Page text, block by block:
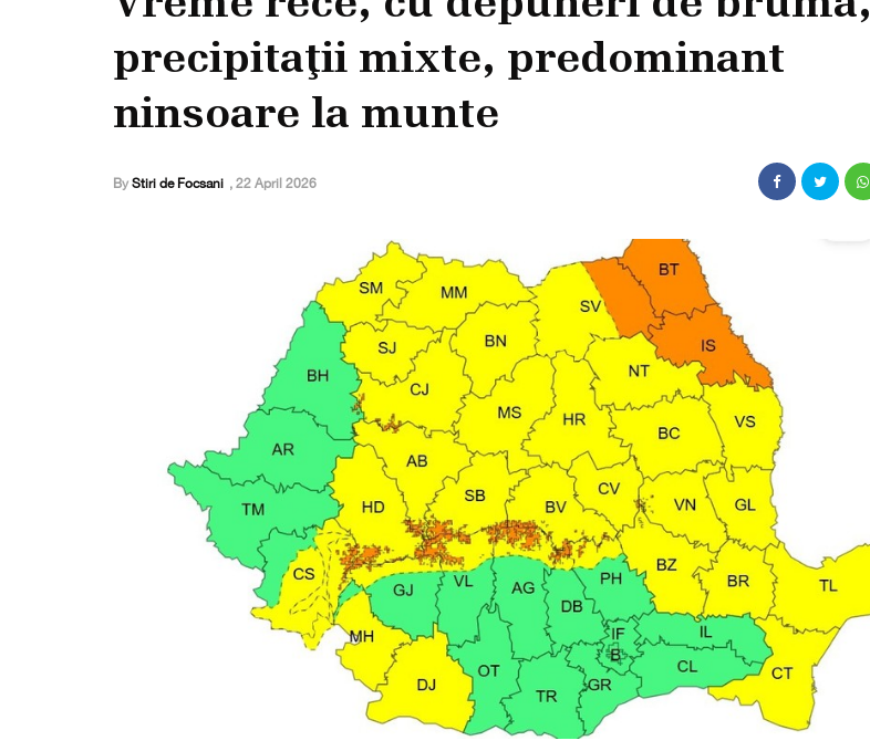
precipitaţii mixte, predominant
ninsoare la munte
By Stiri de Focsani , 22 April 2026